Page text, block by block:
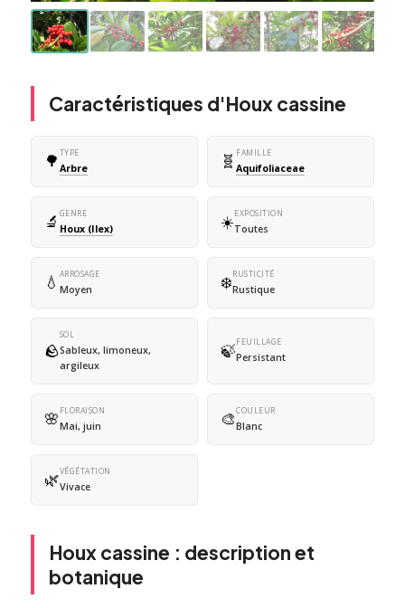
Caractéristiques d'Houx cassine
🌳 TYPE
Arbre 🧬 FAMILLE
Aquifoliaceae
🔬 GENRE
Houx (Ilex) ☀️EXPOSITION
Toutes
💧 ARROSAGE
Moyen ❄️RUSTICITÉ
Rustique
🪨
SOL
Sableux, limoneux,
argileux
🍃FEUILLAGE
Persistant
🌸 FLORAISON
Mai, juin 🎨COULEUR
Blanc
🌿VÉGÉTATION
Vivace
Houx cassine : description et
botanique